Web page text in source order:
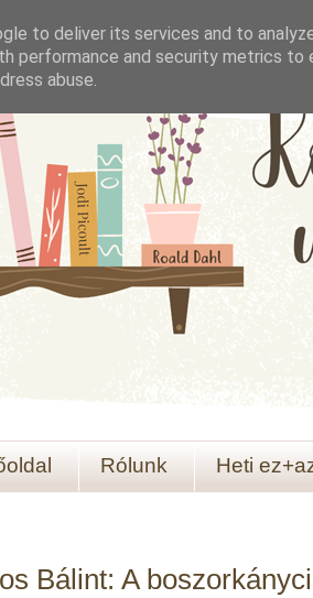
Rólunk Heti
Bálint: A
to deliver its services and to
performance and security metrics to
abuse.